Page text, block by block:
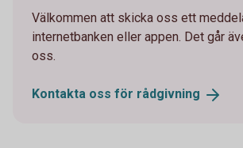
Välkommen att skicka oss ett
internetbanken eller appen. Det går
oss.
Kontakta oss för rådgivning